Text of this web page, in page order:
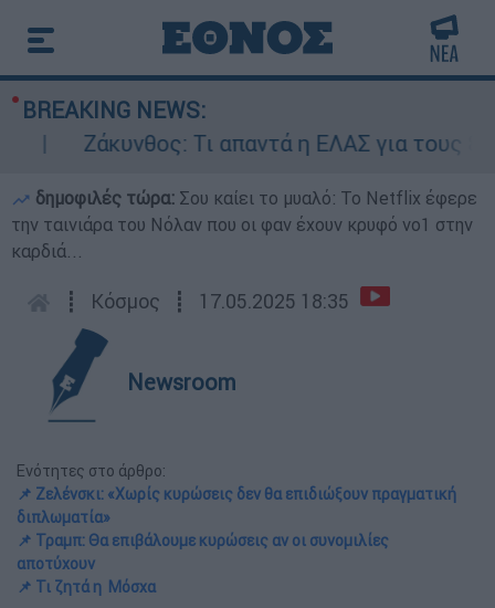
BREAKING NEWS:
Ζάκυνθος: Τι απαντά η ΕΛΑΣ για τους 8
δημοφιλές τώρα: Σου καίει το μυαλό: Το Netflix έφερε
την ταινιάρα του Νόλαν που οι φαν έχουν κρυφό νο1 στην
καρδιά...
┋ Κόσμος ┋ 17.05.2025 18:35
Newsroom
Ενότητες στο άρθρο:
📌 Ζελένσκι: «Χωρίς κυρώσεις δεν θα επιδιώξουν πραγματική
διπλωματία»
📌 Τραμπ: Θα επιβάλουμε κυρώσεις αν οι συνομιλίες
αποτύχουν
📌 Τι ζητά η Μόσχα